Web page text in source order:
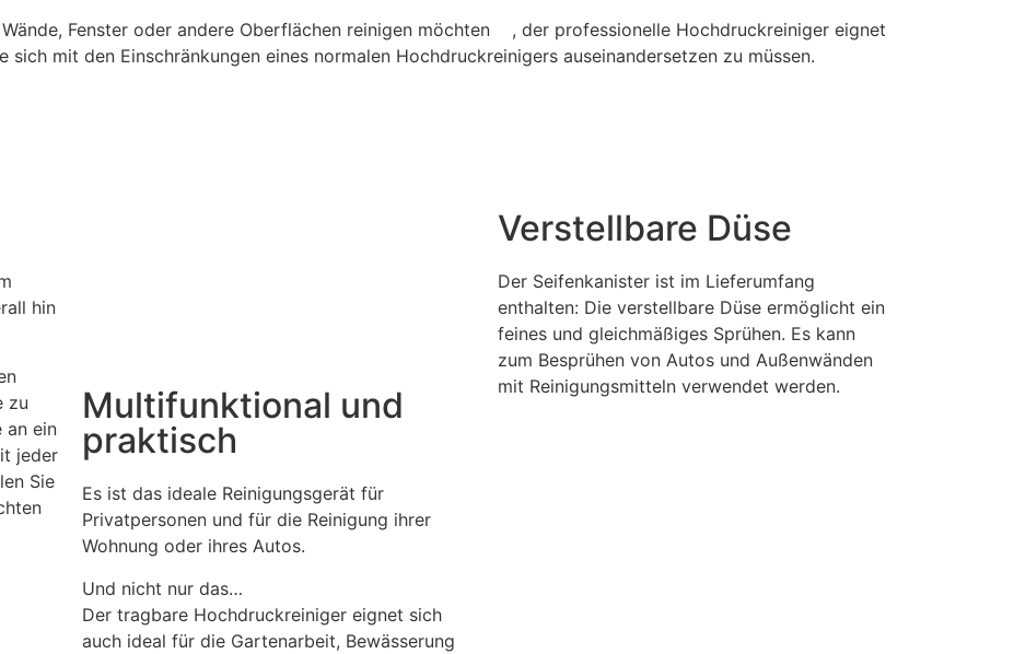
Wände, Fenster oder andere Oberflächen reinigen möchten , der professionelle Hochdruckreiniger eignet
mit den Einschränkungen eines normalen Hochdruckreinigers auseinandersetzen zu müssen.
hin
zu
an ein
jeder
Sie
Multifunktional und
praktisch
Es ist das ideale Reinigungsgerät für
Privatpersonen und für die Reinigung ihrer
Wohnung oder ihres Autos.
Und nicht nur das…
Der tragbare Hochdruckreiniger eignet sich
auch ideal für die Gartenarbeit, Bewässerung
Verstellbare Düse
Der Seifenkanister ist im Lieferumfang
enthalten: Die verstellbare Düse ermöglicht ein
feines und gleichmäßiges Sprühen. Es kann
zum Besprühen von Autos und Außenwänden
mit Reinigungsmitteln verwendet werden.